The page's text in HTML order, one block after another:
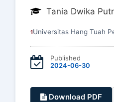
Tania Dwika
1Universitas Hang Tuah
Published
2024-06-30
Download PDF